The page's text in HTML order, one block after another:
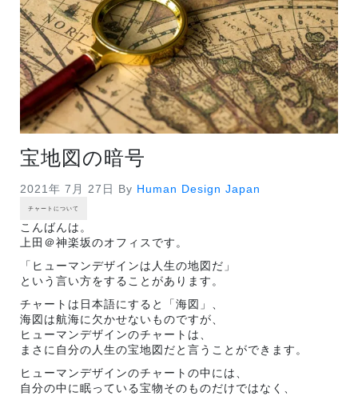
宝地図の暗号
2021年 7月 27日 By Human Design Japan
チャートについて
こんばんは。
上田＠神楽坂のオフィスです。
「ヒューマンデザインは人生の地図だ」
という言い方をすることがあります。
チャートは日本語にすると「海図」、
海図は航海に欠かせないものですが、
ヒューマンデザインのチャートは、
まさに自分の人生の宝地図だと言うことができます。
ヒューマンデザインのチャートの中には、
自分の中に眠っている宝物そのものだけではなく、